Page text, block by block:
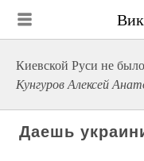
Киевской Руси не
Кунгуров Алексей
Даешь